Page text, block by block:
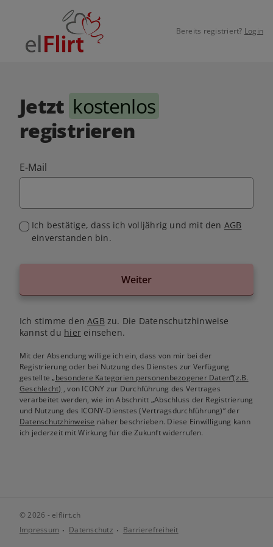
Bereits registriert? Login
Jetzt kostenlos
registrieren
E-Mail
Ich bestätige, dass ich volljährig und mit den AGB
einverstanden bin.
Weiter
Ich stimme denAGB zu. Die Datenschutzhinweise
kannst du hiereinsehen.
Mit der Absendung willige ich ein, dass von mir bei der
Registrierung oder bei Nutzung des Dienstes zur Verfügung
gestellte„besondere Kategorien personenbezogener Daten“(z.B.
Geschlecht) , von ICONY zur Durchführung des Vertrages
verarbeitet werden, wie im Abschnitt „Abschluss der Registrierung
und Nutzung des ICONY-Dienstes (Vertragsdurchführung)“ der
Datenschutzhinweise näher beschrieben. Diese Einwilligung kann
ich jederzeit mit Wirkung für die Zukunft widerrufen.
© 2026 - elflirt.ch
Impressum
Datenschutz Barrierefreiheit